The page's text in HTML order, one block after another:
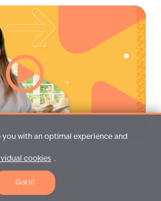
with an optimal experience and
cookies .
Got it!